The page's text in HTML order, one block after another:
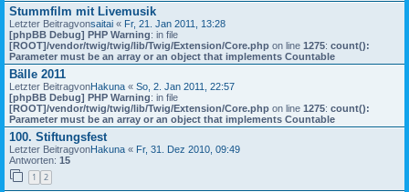
Stummfilm mit Livemusik
Letzter Beitragvonsaitai « Fr, 21. Jan 2011, 13:28
[phpBB Debug] PHP Warning: in file
[ROOT]/vendor/twig/twig/lib/Twig/Extension/Core.php on line 1275: count():
Parameter must be an array or an object that implements Countable
Bälle 2011
Letzter BeitragvonHakuna « So, 2. Jan 2011, 22:57
[phpBB Debug] PHP Warning: in file
[ROOT]/vendor/twig/twig/lib/Twig/Extension/Core.php on line 1275: count():
Parameter must be an array or an object that implements Countable
100. Stiftungsfest
Letzter BeitragvonHakuna « Fr, 31. Dez 2010, 09:49
Antworten: 15
1 2